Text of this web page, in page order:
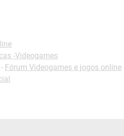
-Videogames
- Fórum Videogames e jogos online